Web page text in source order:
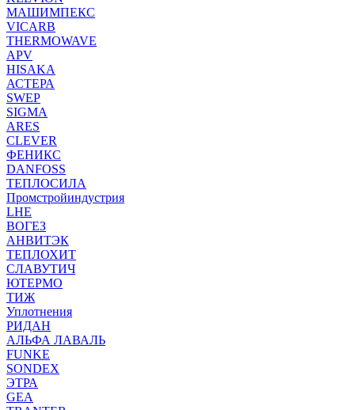
МАШИМПЕКС
VICARB
THERMOWAVE
APV
HISAKA
АСТЕРА
SWEP
SIGMA
ARES
CLEVER
ФЕНИКС
DANFOSS
ТЕПЛОСИЛА
Промстройиндустрия
LHE
ВОГЕЗ
АНВИТЭК
ТЕПЛОХИТ
СЛАВУТИЧ
ЮТЕРМО
ТИЖ
Уплотнения
РИДАН
АЛЬФА ЛАВАЛЬ
FUNKE
SONDEX
ЭТРА
GEA